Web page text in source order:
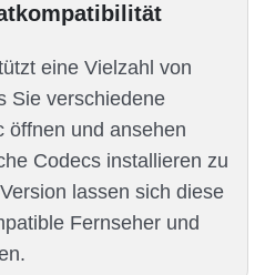
eine Vielzahl von
Sie verschiedene
öffnen und ansehen
Codecs installieren zu
lassen sich diese
Fernseher und